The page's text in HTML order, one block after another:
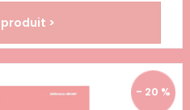
>
- 20 %